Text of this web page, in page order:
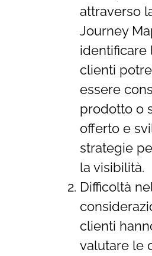
attraverso
Journey
identificare
clienti
essere
prodotto o
offerto e
strategie
la visibilità.
Difficoltà
clienti
valutare le